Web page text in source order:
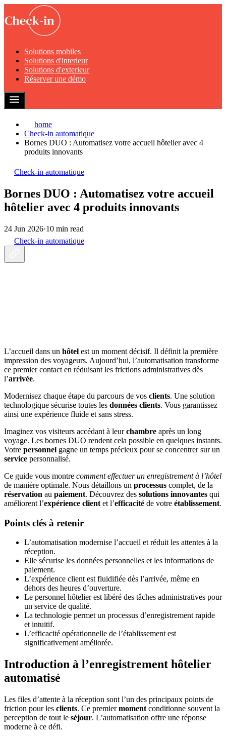
Solutions mobiles
Solutions d'interieur
Solutions d'exterieur
Réserver une démo
home
Check-in automatique
Bornes DUO : Automatisez votre accueil hôtelier avec 4
produits innovants
Check-in automatique
Bornes DUO : Automatisez votre accueil
hôtelier avec 4 produits innovants
24 Jun 2026·10 min read
Check-in automatique
L’accueil dans un hôtel est un moment décisif. Il définit la première
impression des voyageurs. Aujourd’hui, l’automatisation transforme
ce premier contact en réduisant les frictions administratives dès
l’arrivée.
Modernisez chaque étape du parcours de vos clients. Une solution
technologique sécurise toutes les données clients. Vous garantissez
ainsi une expérience fluide et sans stress.
Imaginez vos visiteurs accédant à leurchambre après un long
voyage. Les bornes DUO rendent cela possible en quelques instants.
Votre personnel gagne un temps précieux pour se concentrer sur un
service personnalisé.
Ce guide vous montre comment effectuer un enregistrement à l’hôtel
de manière optimale. Nous détaillons un processus complet, de la
réservation au paiement. Découvrez des solutions innovantes qui
améliorent l’expérience client et l’efficacité de votre établissement.
Points clés à retenir
L’automatisation modernise l’accueil et réduit les attentes à la
réception.
Elle sécurise les données personnelles et les informations de
paiement.
L’expérience client est fluidifiée dès l’arrivée, même en
dehors des heures d’ouverture.
Le personnel hôtelier est libéré des tâches administratives pour
un service de qualité.
La technologie permet un processus d’enregistrement rapide
et intuitif.
L’efficacité opérationnelle de l’établissement est
significativement améliorée.
Introduction à l’enregistrement hôtelier
automatisé
Les files d’attente à la réception sont l’un des principaux points de
friction pour les clients. Ce premiermoment conditionne souvent la
perception de tout le séjour. L’automatisation offre une réponse
moderne à ce défi.